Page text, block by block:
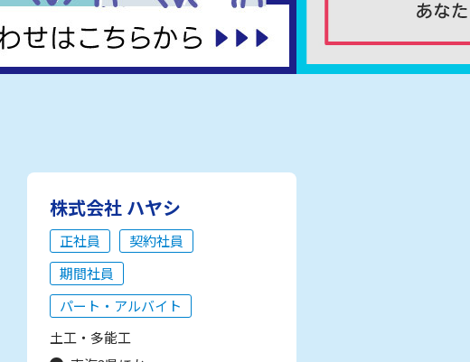
株式会社 ハヤシ
正社員
契約社員
期間社員
パート・アルバイト
土工・多能工